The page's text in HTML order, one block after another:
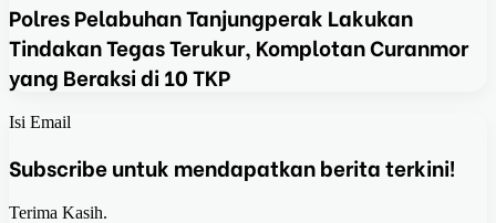
Polres Pelabuhan Tanjungperak Lakukan
Tindakan Tegas Terukur, Komplotan Curanmor
yang Beraksi di 10 TKP
Isi Email
Subscribe untuk mendapatkan berita terkini!
Terima Kasih.